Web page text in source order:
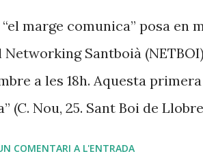
vam impulsar un grup de
marge comunica” posa en
Santboià
a les 18h. Aquesta
(C. Nou, 25. Sant Boi de
COMENTARI A L'ENTRADA